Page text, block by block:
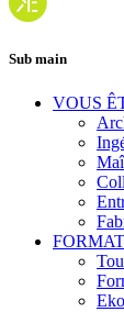
Sub main
VOUS